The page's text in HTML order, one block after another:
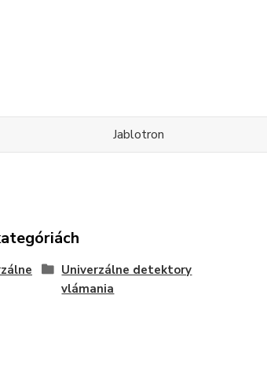
Jablotron
Univerzálne detektory
vlámania